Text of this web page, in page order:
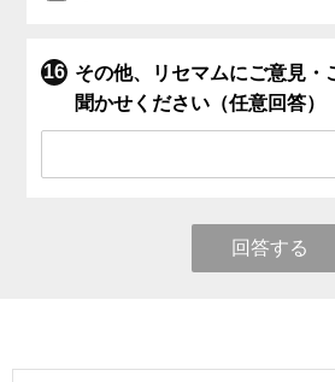
その他、リセマムにご意見・
聞かせください（任意回答）
回答する